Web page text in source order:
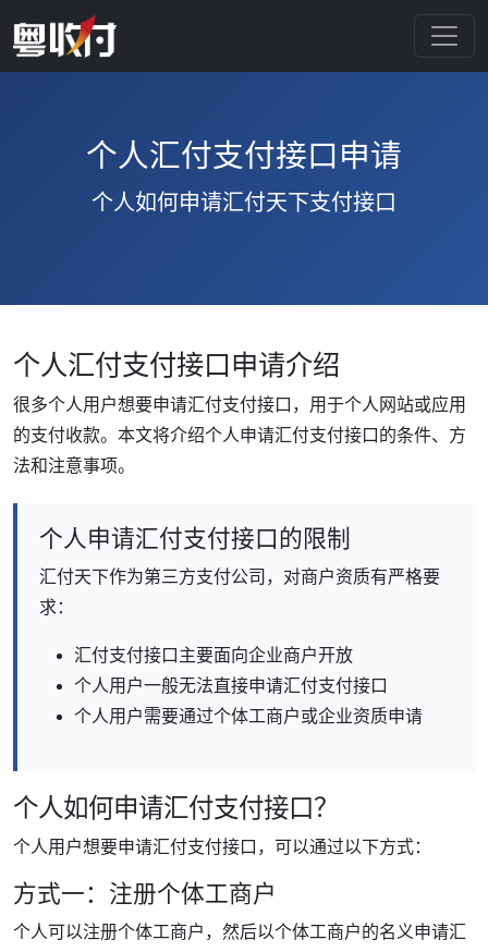
个人汇付支付接口申请
个人如何申请汇付天下支付接口
个人汇付支付接口申请介绍
很多个人用户想要申请汇付支付接口，用于个人网站或应用
的支付收款。本文将介绍个人申请汇付支付接口的条件、方
法和注意事项。
个人申请汇付支付接口的限制
汇付天下作为第三方支付公司，对商户资质有严格要
求：
汇付支付接口主要面向企业商户开放
个人用户一般无法直接申请汇付支付接口
个人用户需要通过个体工商户或企业资质申请
个人如何申请汇付支付接口？
个人用户想要申请汇付支付接口，可以通过以下方式：
方式一：注册个体工商户
个人可以注册个体工商户，然后以个体工商户的名义申请汇